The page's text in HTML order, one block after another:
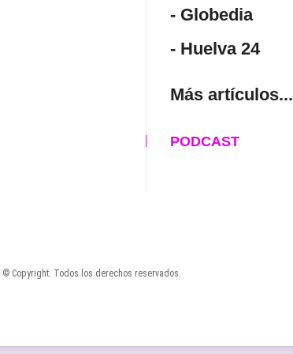
- Globedia
- Huelva 24
Más artículos...
PODCAST
| © Copyright. Todos los derechos reservados.